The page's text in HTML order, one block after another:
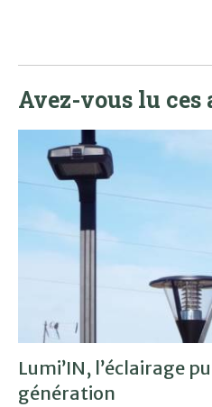
Avez-vous lu ces
Lumi’IN, l’éclairage
génération